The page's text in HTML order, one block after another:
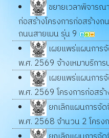
ขยายเวลาพิจารณ
ก่อสร้างโครงการก่อสร้าง
ถนนสายเมน รุ่น 9
เผยแพร่แผนการ
พ.ศ. 2569 จ้างเหมาบริกา
เผยแพร่แผนการ
พ.ศ. 2569 โครงการก่อสร้
ยกเลิกแผนการจั
พ.ศ. 2568 จำนวน 2 โครง